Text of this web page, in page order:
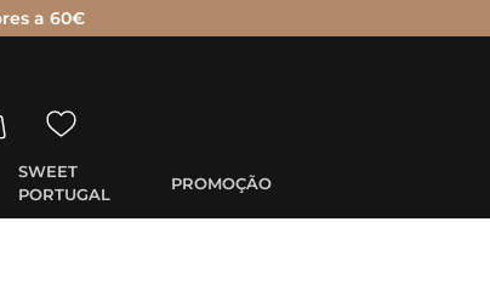
a 60€
SWEET
PORTUGAL
PROMOÇÃO